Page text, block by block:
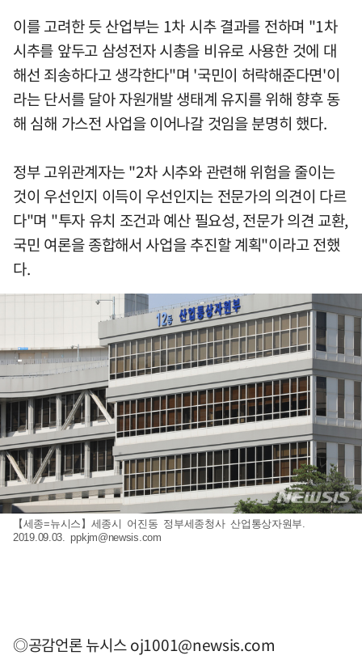
이를 고려한 듯 산업부는 1차 시추 결과를 전하며 "1차
시추를 앞두고 삼성전자 시총을 비유로 사용한 것에 대
해선 죄송하다고 생각한다"며 '국민이 허락해준다면'이
라는 단서를 달아 자원개발 생태계 유지를 위해 향후 동
해 심해 가스전 사업을 이어나갈 것임을 분명히 했다.
정부 고위관계자는 "2차 시추와 관련해 위험을 줄이는
것이 우선인지 이득이 우선인지는 전문가의 의견이 다르
다"며 "투자 유치 조건과 예산 필요성, 전문가 의견 교환,
국민 여론을 종합해서 사업을 추진할 계획"이라고 전했
다.
【세종=뉴시스】세종시 어진동 정부세종청사 산업통상자원부.
2019.09.03.ppkjm@newsis.com
◎공감언론 뉴시스oj1001@newsis.com